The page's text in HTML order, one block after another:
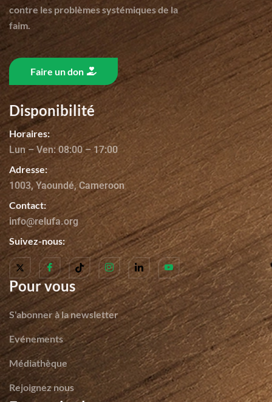
contre les problèmes systémiques de la
faim.
Faire un don
Disponibilité
Horaires:
Lun – Ven: 08:00 – 17:00
Adresse:
1003, Yaoundé, Cameroon
Contact:
info@relufa.org
Suivez-nous:
Pour vous
S'abonner à la newsletter
Evénements
Médiathèque
Rejoignez nous